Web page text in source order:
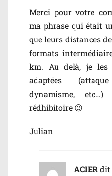
Merci pour votre
ma phrase qui était
que leurs distances
formats
km. Au delà, je les
adaptées
dynamisme,
rédhibitoire 😉
Julian
ACIERdit